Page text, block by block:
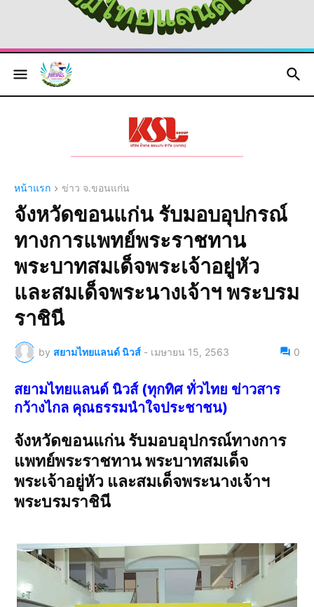
หน้าแรก ข่าว จ.ขอนแก่น
จังหวัดขอนแก่น รับมอบอุปกรณ์
ทางการแพทย์พระราชทาน
พระบาทสมเด็จพระเจ้าอยู่หัว
และสมเด็จพระนางเจ้าฯ พระบรม
ราชินี
by สยามไทยแลนด์ นิวส์ - เมษายน 15, 2563 0
สยามไทยแลนด์ นิวส์ (ทุกทิศ ทั่วไทย ข่าวสาร
กว้างไกล คุณธรรมนำใจประชาชน)
จังหวัดขอนแก่น รับมอบอุปกรณ์ทางการ
แพทย์พระราชทาน พระบาทสมเด็จ
พระเจ้าอยู่หัว และสมเด็จพระนางเจ้าฯ
พระบรมราชินี